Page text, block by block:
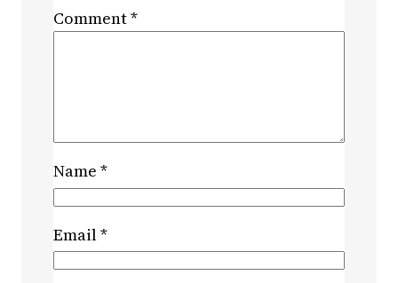
Comment*
Name *
Email*